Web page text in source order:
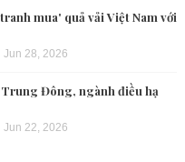
mua' quả vải Việt Nam với
Jun 28, 2026
Đông, ngành điều hạ
Jun 22, 2026